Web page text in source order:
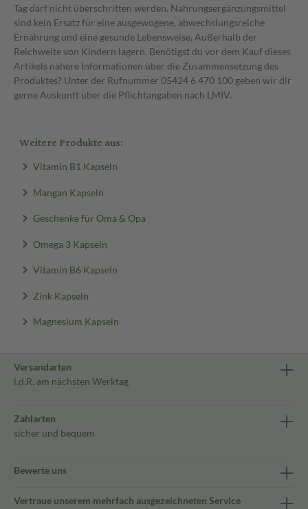
Tag darf nicht überschritten werden. Nahrungsergänzungsmittel
sind kein Ersatz für eine ausgewogene, abwechslungsreiche
Ernährung und eine gesunde Lebensweise. Außerhalb der
Reichweite von Kindern lagern. Benötigst du vor dem Kauf dieses
Artikels nähere Informationen über die Zusammensetzung des
Produktes? Unter der Rufnummer 05424 6 470 100 geben wir dir
gerne Auskunft über die Pflichtangaben nach LMIV.
Weitere Produkte aus:
Vitamin B1 Kapseln
Mangan Kapseln
Geschenke für Oma & Opa
Omega 3 Kapseln
Vitamin B6 Kapseln
Zink Kapseln
Magnesium Kapseln
Versandarten
i.d.R. am nächsten Werktag
Zahlarten
sicher und bequem
Bewerte uns
Vertraue unserem mehrfach ausgezeichneten Service